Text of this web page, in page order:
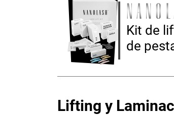
Kit de
de
Lifting y